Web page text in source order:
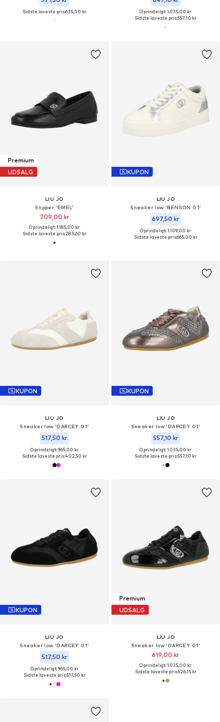
Sidste laveste pris:635,00 kr
Oprindeligt: 1.035,00 kr
Sidste laveste pris:557,10 kr
Premium
UDSALG
LIU JO
Slipper 'EMEL'
709,00 kr
Oprindeligt: 1.185,00 kr
Sidste laveste pris:283,60 kr
KUPON
LIU JO
Sneaker low 'BENSON 01'
697,50 kr
Oprindeligt: 1.109,00 kr
Sidste laveste pris:665,00 kr
KUPON
LIU JO
Sneaker low 'DARCEY 01'
517,50 kr
Oprindeligt: 965,00 kr
Sidste laveste pris:402,50 kr
KUPON
LIU JO
Sneaker low 'DARCEY 01'
557,10 kr
Oprindeligt: 1.035,00 kr
Sidste laveste pris:557,10 kr
KUPON
LIU JO
Sneaker low 'DARCEY 01'
517,50 kr
Oprindeligt: 965,00 kr
Sidste laveste pris:517,50 kr
Premium
UDSALG
LIU JO
Sneaker low 'DARCEY 01'
619,00 kr
Oprindeligt: 1.035,00 kr
Sidste laveste pris:526,15 kr